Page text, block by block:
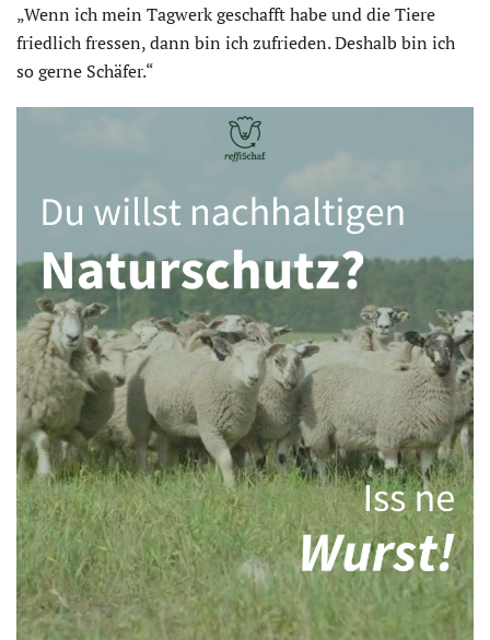
„Wenn ich mein Tagwerk geschafft habe und die Tiere
friedlich fressen, dann bin ich zufrieden. Deshalb bin ich
so gerne Schäfer.“